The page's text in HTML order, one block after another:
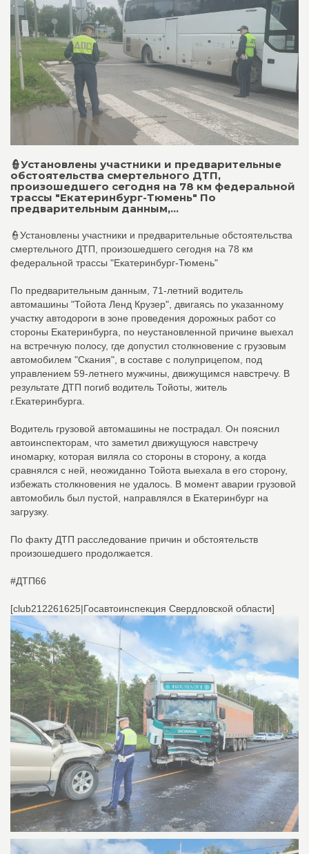
👮Установлены участники и предварительные
обстоятельства смертельного ДТП,
произошедшего сегодня на 78 км федеральной
трассы "Екатеринбург-Тюмень" По
предварительным данным,...
👮Установлены участники и предварительные обстоятельства
смертельного ДТП, произошедшего сегодня на 78 км
федеральной трассы "Екатеринбург-Тюмень"
По предварительным данным, 71-летний водитель
автомашины "Тойота Ленд Крузер", двигаясь по указанному
участку автодороги в зоне проведения дорожных работ со
стороны Екатеринбурга, по неустановленной причине выехал
на встречную полосу, где допустил столкновение с грузовым
автомобилем "Скания", в составе с полуприцепом, под
управлением 59-летнего мужчины, движущимся навстречу. В
результате ДТП погиб водитель Тойоты, житель
г.Екатеринбурга.
Водитель грузовой автомашины не пострадал. Он пояснил
автоинспекторам, что заметил движущуюся навстречу
иномарку, которая виляла со стороны в сторону, а когда
сравнялся с ней, неожиданно Тойота выехала в его сторону,
избежать столкновения не удалось. В момент аварии грузовой
автомобиль был пустой, направлялся в Екатеринбург на
загрузку.
По факту ДТП расследование причин и обстоятельств
произошедшего продолжается.
#ДТП66
[club212261625|Госавтоинспекция Свердловской области]